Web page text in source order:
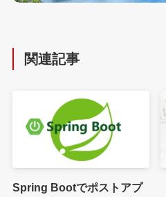
関連記事
Spring Bootでポストアプ